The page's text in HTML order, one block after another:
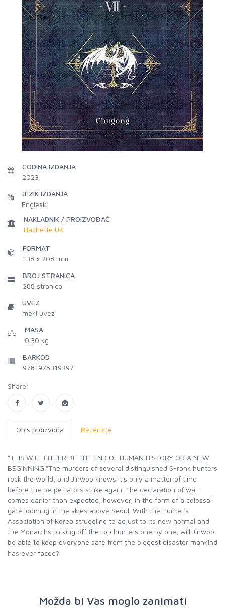
GODINA IZDANJA
2023
JEZIK IZDANJA
Engleski
NAKLADNIK / PROIZVOĐAČ
Hachette UK
FORMAT
138 x 208 mm
BROJ STRANICA
288 stranica
UVEZ
meki uvez
MASA
0.30 kg
BARKOD
9781975319397
Share:
Opis proizvoda Recenzije
"THIS WILL EITHER BE THE END OF HUMAN HISTORY OR A NEW
BEGINNING."The murders of several distinguished S-rank hunters
rock the world, and Jinwoo knows it`s only a matter of time
before the perpetrators strike again. The declaration of war
comes earlier than expected, however, in the form of a colossal
gate looming in the skies above Seoul. With the Hunter`s
Association of Korea struggling to adjust to its new normal and
the Monarchs picking off the top hunters one by one, will Jinwoo
be able to keep everyone safe from the biggest disaster mankind
has ever faced?
Možda bi Vas moglo zanimati